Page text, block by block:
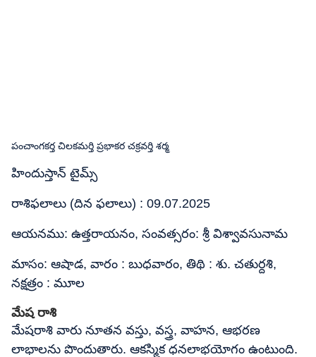
పంచాంగకర్త చిలకమర్తి ప్రభాకర చక్రవర్తి శర్మ
హిందుస్తాన్ టైమ్స్
రాశిఫలాలు (దిన ఫలాలు) : 09.07.2025
ఆయనము: ఉత్తరాయనం, సంవత్సరం: శ్రీ విశ్వావసునామ
మాసం: ఆషాడ, వారం : బుధవారం, తిథి : శు. చతుర్దశి,
నక్షత్రం : మూల
మేష రాశి
మేషరాశి వారు నూతన వస్తు, వస్త్ర, వాహన, ఆభరణ
లాభాలను పొందుతారు. ఆకస్మిక ధనలాభయోగం ఉంటుంది.